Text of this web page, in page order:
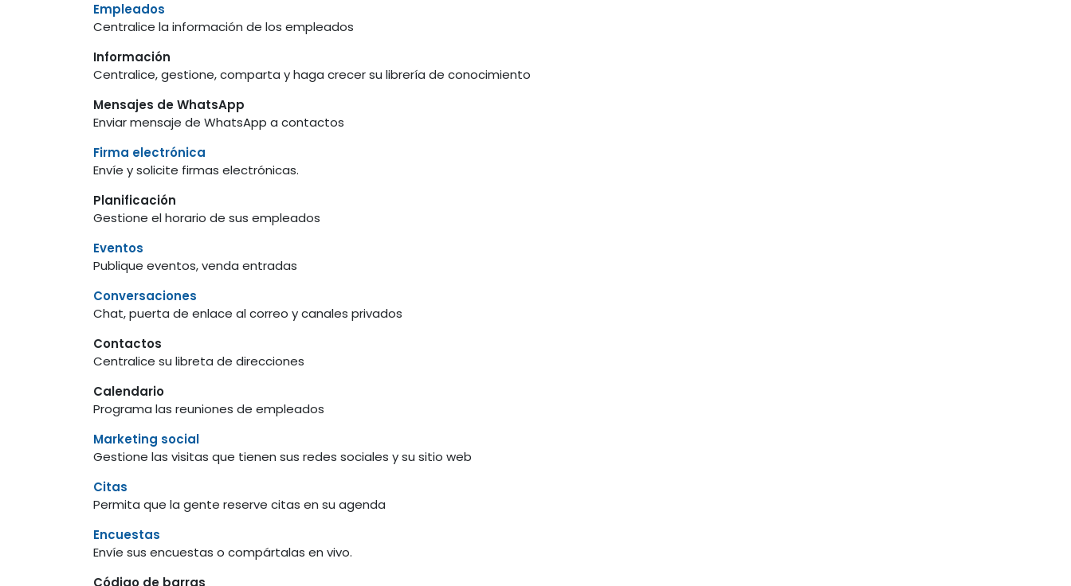
Empleados
Centralice la información de los empleados
Información
Centralice, gestione, comparta y haga crecer su librería de conocimiento
Mensajes de WhatsApp
Enviar mensaje de WhatsApp a contactos
Firma electrónica
Envíe y solicite firmas electrónicas.
Planificación
Gestione el horario de sus empleados
Eventos
Publique eventos, venda entradas
Conversaciones
Chat, puerta de enlace al correo y canales privados
Contactos
Centralice su libreta de direcciones
Calendario
Programa las reuniones de empleados
Marketing social
Gestione las visitas que tienen sus redes sociales y su sitio web
Citas
Permita que la gente reserve citas en su agenda
Encuestas
Envíe sus encuestas o compártalas en vivo.
Código de barras